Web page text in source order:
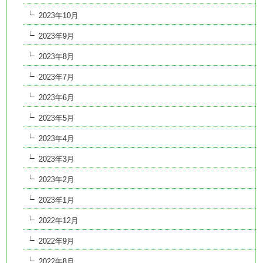
2023年10月
2023年9月
2023年8月
2023年7月
2023年6月
2023年5月
2023年4月
2023年3月
2023年2月
2023年1月
2022年12月
2022年9月